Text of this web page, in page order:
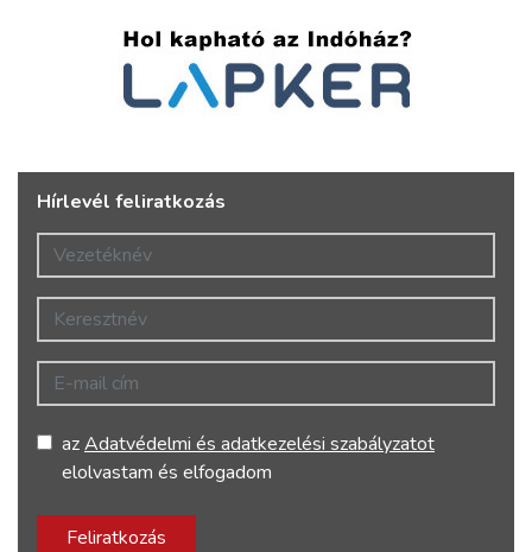
Hírlevél feliratkozás
Vezetéknév
Keresztnév
E-mail cím
azAdatvédelmi és adatkezelési szabályzatot
elolvastam és elfogadom
Feliratkozás